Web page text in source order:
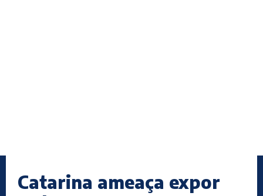
Catarina ameaça expor